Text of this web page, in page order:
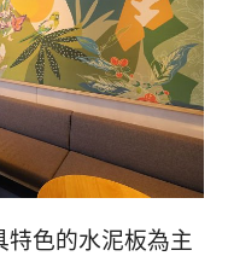
色的水泥板為主